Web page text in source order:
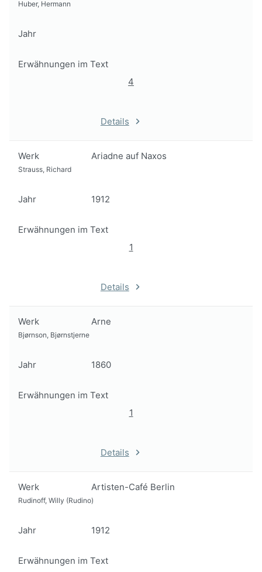
Huber, Hermann
Jahr
Erwähnungen im Text
4
Details
Werk Ariadne auf Naxos
Strauss, Richard
Jahr 1912
Erwähnungen im Text
1
Details
Werk Arne
Bjørnson, Bjørnstjerne
Jahr 1860
Erwähnungen im Text
1
Details
Werk Artisten-Café Berlin
Rudinoff, Willy (Rudino)
Jahr 1912
Erwähnungen im Text